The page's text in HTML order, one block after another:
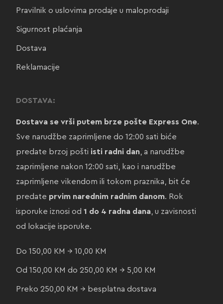
Pravilnik o uslovima prodaje u maloprodaji
Sigurnost plaćanja
Dostava
Reklamacije
DOSTAVA:
Dostava se vrši putem brze pošte Express One.
Sve narudžbe zaprimljene do 12:00 sati biće
predate brzoj pošti isti radni dan, a narudžbe
zaprimljene nakon 12:00 sati, kao i narudžbe
zaprimljene vikendom ili tokom praznika, bit će
predate prvim narednim radnim danom. Rok
isporuke iznosi od 1 do 4 radna dana, u zavisnosti
od lokacije isporuke.
Do 150,00 KM → 10,00 KM
Od 150,00 KM do 250,00 KM → 5,00 KM
Preko 250,00 KM → besplatna dostava